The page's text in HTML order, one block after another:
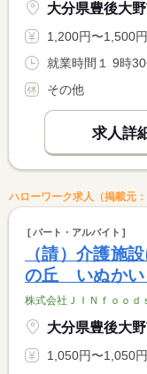
大分県豊後大
1,200円〜1,500円 ※フルタイム求
就業時間１ 9時
その他
求人詳
ハローワーク求人（掲載元
パート・アルバイト
（請）介護施
の丘 いぬかい
株式会社ＪＩＮｆｏｏｄ
大分県豊後大
1,050円〜1,050円 ※フルタイム求